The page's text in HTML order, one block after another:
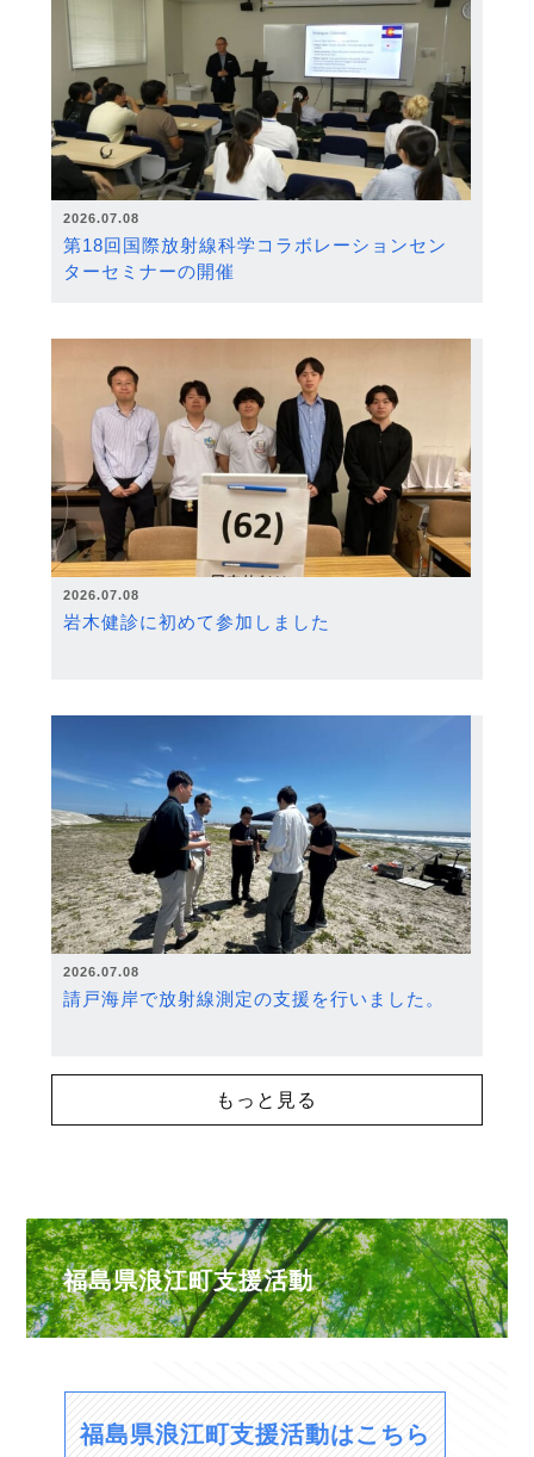
2026.07.08
第18回国際放射線科学コラボレーションセン
ターセミナーの開催
2026.07.08
岩木健診に初めて参加しました
2026.07.08
請戸海岸で放射線測定の支援を行いました。
もっと見る
福島県浪江町支援活動
福島県浪江町支援活動はこちら